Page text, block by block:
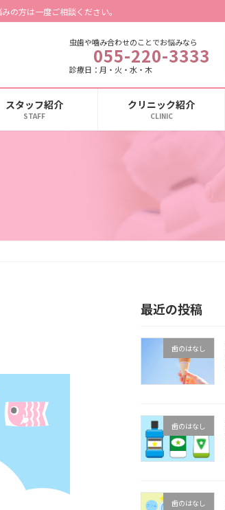
の方は一度ご相談ください。
虫歯や噛み合わせのことでお悩みなら
055-220-3333
診療日：月・火・水・木
スタッフ紹介
STAFF
クリニック紹介
CLINIC
最近の投稿
歯のはなし
歯のはなし
歯のはなし